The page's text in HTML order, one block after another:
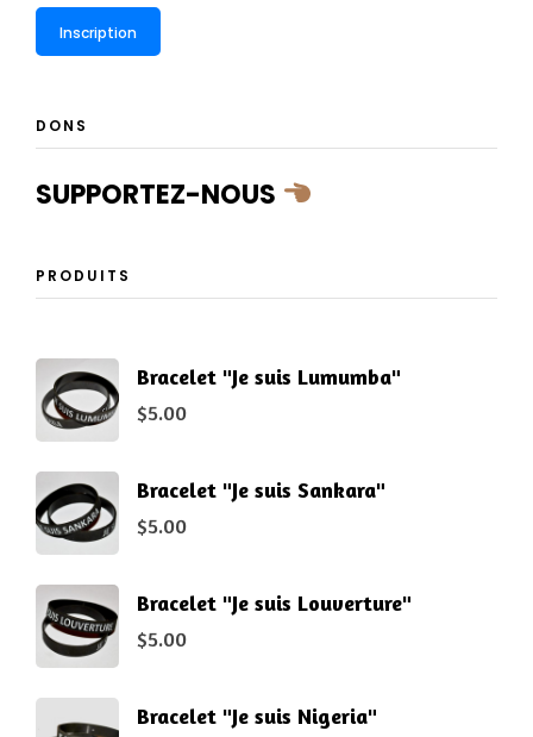
DONS
SUPPORTEZ-NOUS
PRODUITS
Bracelet "Je suis Lumumba"
$5.00
Bracelet "Je suis Sankara"
$5.00
Bracelet "Je suis Louverture"
$5.00
Bracelet "Je suis Nigeria"